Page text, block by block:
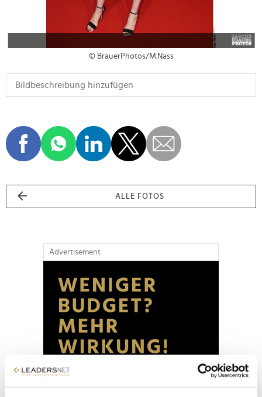
© BrauerPhotos/M.Nass
ALLE FOTOS
Advertisement